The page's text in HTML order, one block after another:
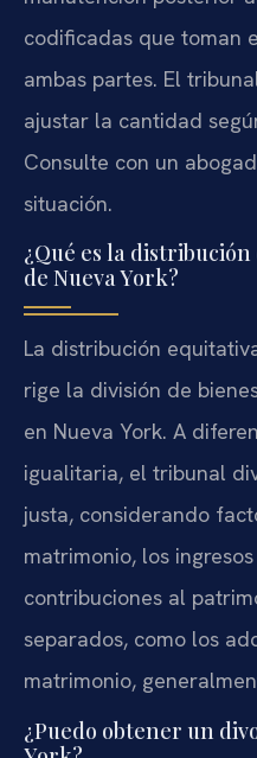
codificadas que toman
ambas partes. El
ajustar la cantidad
Consulte con un
situación.
¿Qué es la
de Nueva York?
La distribución
rige la división de
en Nueva York. A
igualitaria, el tribunal
justa, considerando
matrimonio, los
contribuciones al
separados, como los
matrimonio,
¿Puedo obtener un